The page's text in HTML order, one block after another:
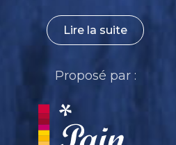
Lire la suite
Proposé par :